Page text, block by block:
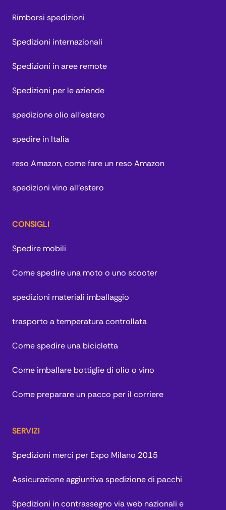
Rimborsi spedizioni
Spedizioni internazionali
Spedizioni in aree remote
Spedizioni per le aziende
spedizione olio all'estero
spedire in Italia
reso Amazon, come fare un reso Amazon
spedizioni vino all'estero
CONSIGLI
Spedire mobili
Come spedire una moto o uno scooter
spedizioni materiali imballaggio
trasporto a temperatura controllata
Come spedire una bicicletta
Come imballare bottiglie di olio o vino
Come preparare un pacco per il corriere
SERVIZI
Spedizioni merci per Expo Milano 2015
Assicurazione aggiuntiva spedizione di pacchi
Spedizioni in contrassegno via web nazionali e